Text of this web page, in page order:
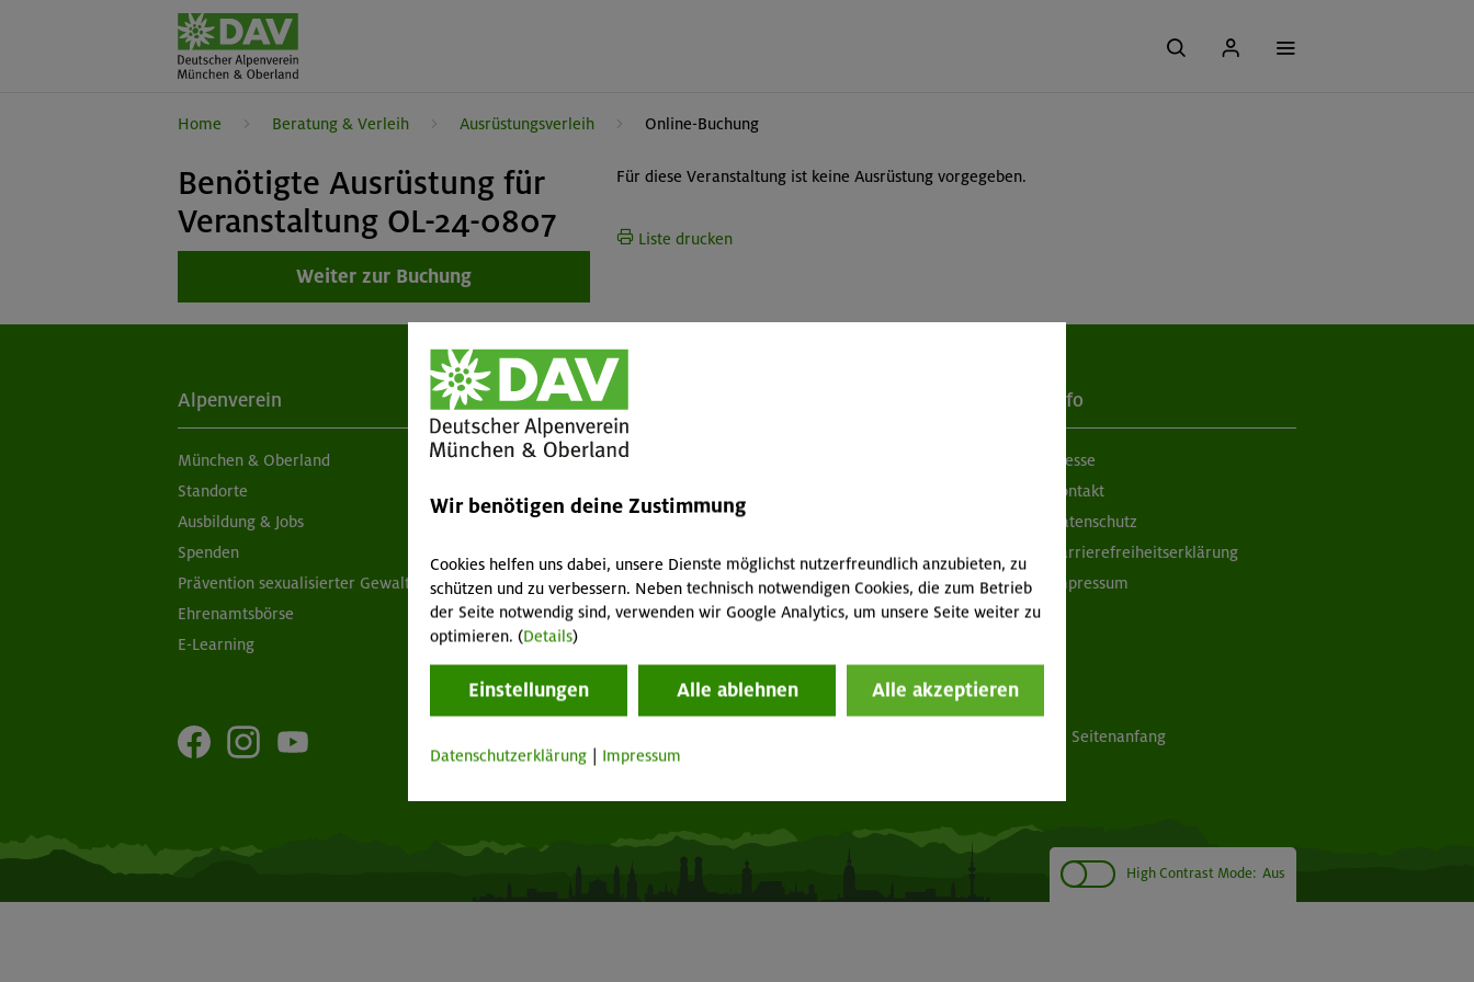
Home Beratung & Verleih Ausrüstungsverleih Online-Buchung
Benötigte Ausrüstung für
Veranstaltung OL-24-0807
Für diese Veranstaltung ist keine Ausrüstung vorgegeben.
Liste drucken
Weiter zur Buchung
Alpenverein
München & Oberland
Standorte
Ausbildung & Jobs
Spenden
Prävention sexualisierter Gewalt
Ehrenamtsbörse
E-Learning
Aktuelles
Newsletter
Obacht geben!
Öffnungszeiten
Mediadaten
Mitgliedschaft kündigen
Info
Presse
Kontakt
Datenschutz
Barrierefreiheitserklärung
Impressum
Seitenanfang
High Contrast Mode: Aus
Wir benötigen deine Zustimmung
Cookies helfen uns dabei, unsere Dienste möglichst nutzerfreundlich anzubieten, zu
schützen und zu verbessern. Neben technisch notwendigen Cookies, die zum Betrieb
der Seite notwendig sind, verwenden wir Google Analytics, um unsere Seite weiter zu
optimieren. (Details)
Einstellungen Alle ablehnen Alle akzeptieren
Datenschutzerklärung Impressum